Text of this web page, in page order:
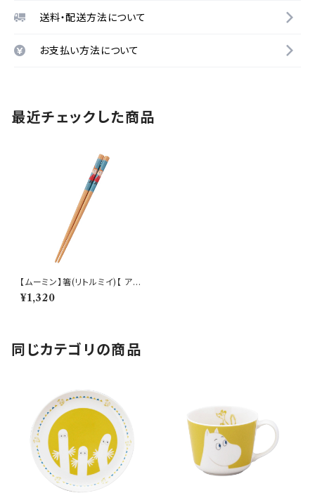
送料・配送方法について
お支払い方法について
最近チェックした商品
【ムーミン】箸(リトルミイ)【 アニ
メーション】
¥1,320
同じカテゴリの商品